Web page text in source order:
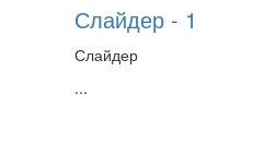
Слайдер - 1
Слайдер
...